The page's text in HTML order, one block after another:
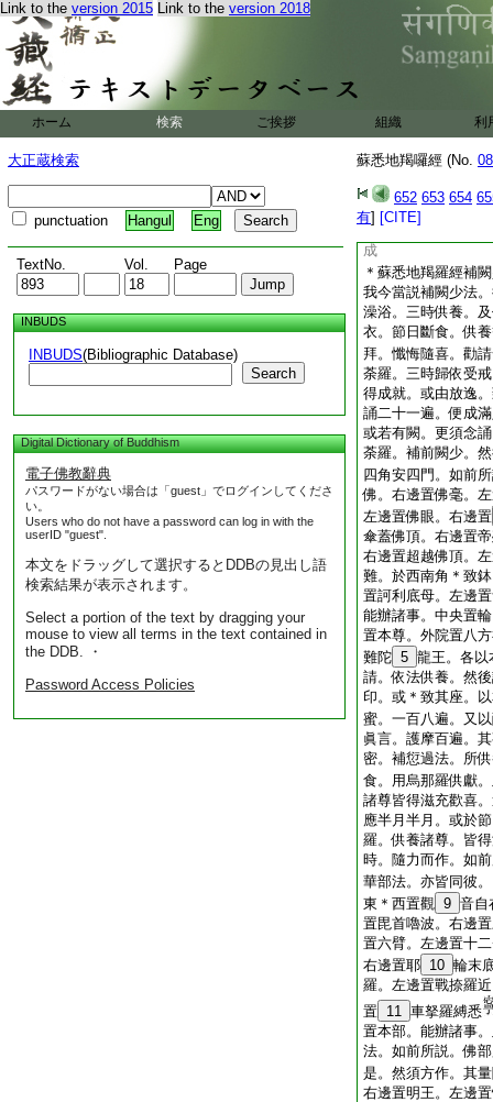
Link to the version 2015 Link to the version 2018
ホーム 検索 ご挨拶 組織 利
大正蔵検索
punctuation Hangul Eng
TextNo. Vol. Page
INBUDS
INBUDS(Bibliographic Database)
Search
Digital Dictionary of Buddhism
電子佛教辭典
パスワードがない場合は「guest」でログインしてくださ
い。
Users who do not have a password can log in with the
userID "guest".
本文をドラッグして選択するとDDBの見出し語
検索結果が表示されます。
Select a portion of the text by dragging your
mouse to view all terms in the text contained in
the DDB. ・
Password Access Policies
蘇悉地羯囉經 (No.
652 653 654
有] [CITE]
護摩。或用牛乳。
24
啓飮護摩
護摩。各以曼荼羅
以眞言持誦香水而
眞言。如是作法其
物。作奉請法。速
供養。及祭祀法。
荼羅中亦通受持其
若作成就諸作障者
灌頂法。亦通灌頂
祕密。能辦諸事。
成
＊蘇悉地羯羅經補
我今當説補闕少法
澡浴。三時供養。
衣。節日斷食。供
拜。懺悔隨喜。勸
荼羅。三時歸依受
得成就。或由放逸
誦二十一遍。便成
或若有闕。更須念
荼羅。補前闕少。
四角安四門。如前
佛。右邊置佛毫。
左邊置佛眼。右邊置
傘蓋佛頂。右邊置
右邊置超越佛頂。
難。於西南角＊致
置訶利底母。左邊
能辦諸事。中央置
置本尊。外院置八
難陀 5 龍王。各以
請。依法供養。然
印。或＊致其座。
蜜。一百八遍。又
眞言。護摩百遍。
密。補愆過法。所
食。用烏那羅供獻
諸尊皆得滋充歡喜
應半月半月。或於
羅。供養諸尊。皆
時。隨力而作。如
華部法。亦皆同彼
東＊西置觀 9 音自
置毘首嚕波。右邊
置六臂。左邊置十
右邊置耶 10 輪末
羅。左邊置戰捺羅
置 11 車拏羅縛悉
置本部。能辦諸事
法。如前所説。佛
是。然須方作。其
右邊置明王。左邊